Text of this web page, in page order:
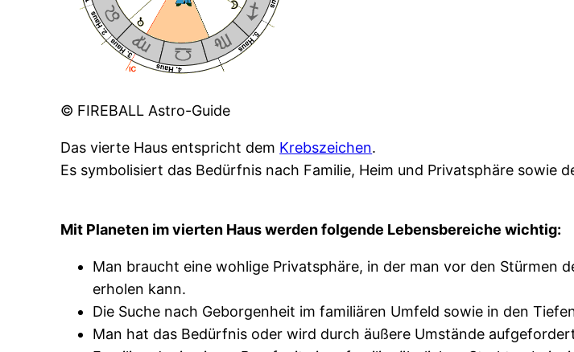
© FIREBALL Astro-Guide
Das vierte Haus entspricht dem Krebszeichen.
Es symbolisiert das Bedürfnis nach Familie, Heim und Privatsphäre sowie
Mit Planeten im vierten Haus werden folgende Lebensbereiche wichtig:
Man braucht eine wohlige Privatsphäre, in der man vor den Stürmen
erholen kann.
Die Suche nach Geborgenheit im familiären Umfeld sowie in den
Man hat das Bedürfnis oder wird durch äußere Umstände